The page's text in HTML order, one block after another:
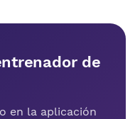
de
en la aplicación